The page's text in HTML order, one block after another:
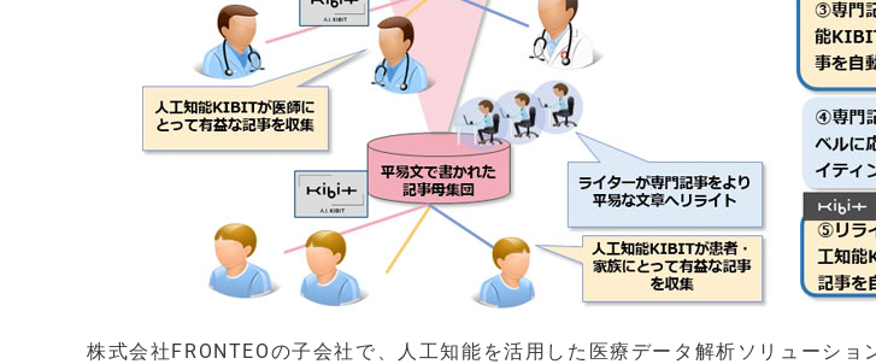
株式会社FRONTEOの子会社で、人工知能を活用した医療データ解析ソリューショ